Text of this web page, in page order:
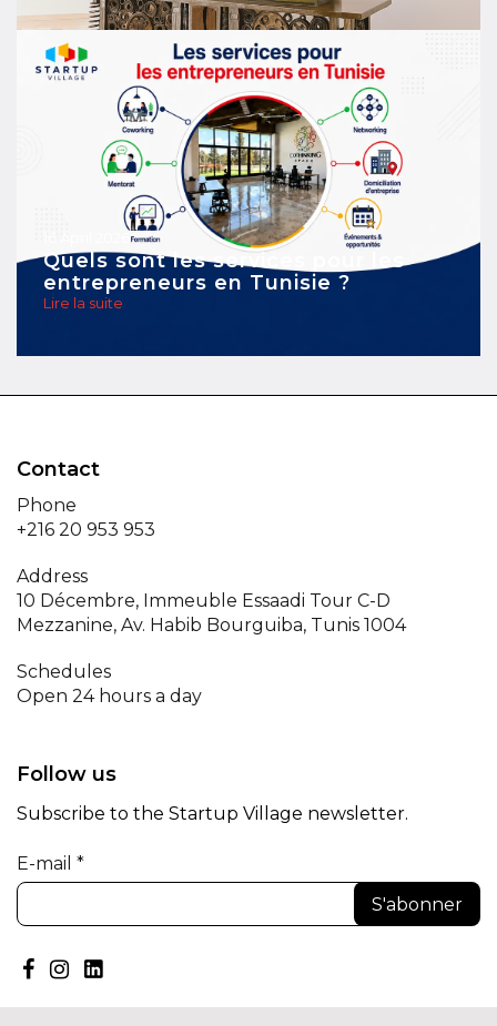
Quels sont les services pour les
entrepreneurs en Tunisie ?
Lire la suite
Contact
Phone
+216 20 953 953
Address
10 Décembre, Immeuble Essaadi Tour C-D
Mezzanine, Av. Habib Bourguiba, Tunis 1004
Schedules
Open 24 hours a day
Follow us
Subscribe to the Startup Village newsletter.
E-mail *